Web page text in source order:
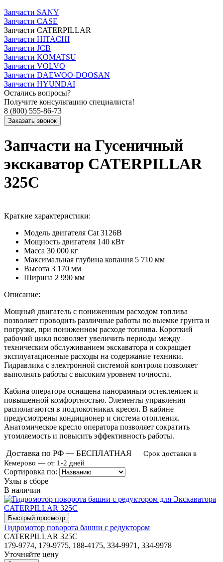
Запчасти SANY
Запчасти CASE
Запчасти CATERPILLAR
Запчасти HITACHI
Запчасти JCB
Запчасти KOMATSU
Запчасти VOLVO
Запчасти DAEWOO-DOOSAN
Запчасти HYUNDAI
Остались вопросы?
Получите консультацию специалиста!
8 (800) 555-86-73
Запчасти на Гусеничный
экскаватор CATERPILLAR
325C
Краткие характеристики:
Модель двигателя Cat 3126B
Мощность двигателя 140 кВт
Масса 30 000 кг
Максимальная глубина копания 5 710 мм
Высота 3 170 мм
Ширина 2 990 мм
Описание:
Мощный двигатель с пониженным расходом топлива
позволяет проводить различные работы по выемке грунта и
погрузке, при пониженном расходе топлива. Короткий
рабочий цикл позволяет увеличить периоды между
техническим обслуживанием экскаватора и сокращает
эксплуатационные расходы на содержание техники.
Гидравлика с электронной системой контроля позволяет
выполнять работы с высоким уровнем точности.
Кабина оператора оснащена панорамным остеклением и
повышенной комфортностью. Элементы управления
располагаются в подлокотниках кресел. В кабине
предусмотрены кондиционер и система отопления.
Анатомическое кресло оператора позволяет сократить
утомляемость и повысить эффективность работы.
Доставка по РФ — БЕСПЛАТНАЯ
Срок доставки в
Кемерово — от 1-2 дней
Сортировка по:
Узлы в сборе
В наличии
Гидромотор поворота башни с редуктором
CATERPILLAR 325C
179-9774, 179-9775, 188-4175, 334-9971, 334-9978
Уточняйте цену